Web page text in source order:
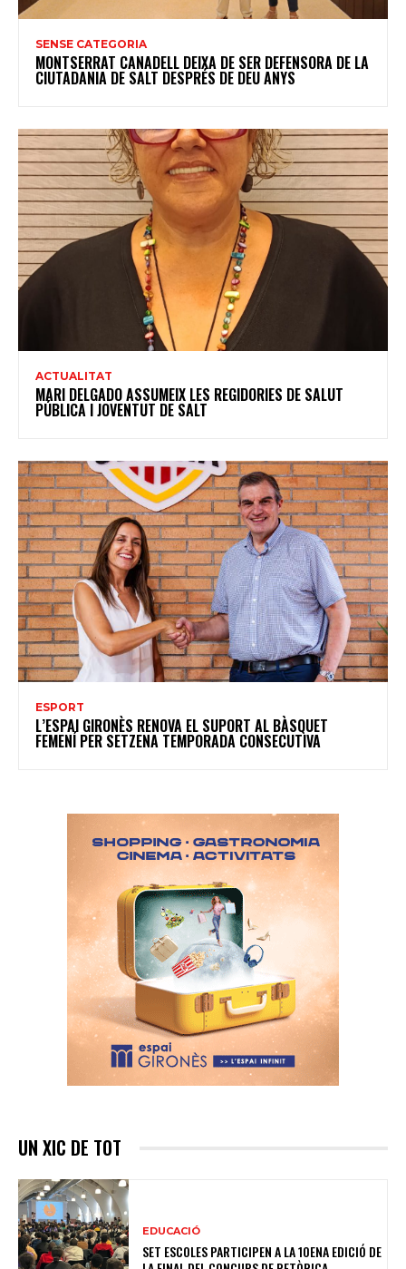
SENSE CATEGORIA
MONTSERRAT CANADELL DEIXA DE SER DEFENSORA DE LA
CIUTADANIA DE SALT DESPRÉS DE DEU ANYS
ACTUALITAT
MARI DELGADO ASSUMEIX LES REGIDORIES DE SALUT
PÚBLICA I JOVENTUT DE SALT
ESPORT
L’ESPAI GIRONÈS RENOVA EL SUPORT AL BÀSQUET
FEMENÍ PER SETZENA TEMPORADA CONSECUTIVA
UN XIC DE TOT
EDUCACIÓ
SET ESCOLES PARTICIPEN A LA 10ENA EDICIÓ DE